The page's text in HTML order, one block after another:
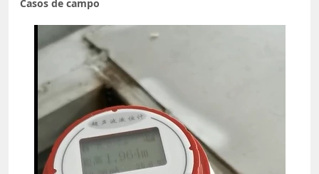
Casos de campo